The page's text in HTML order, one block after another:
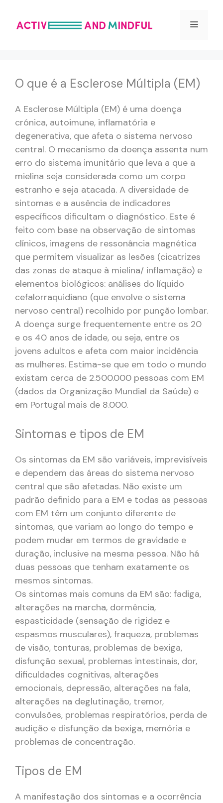
Menu
O que é a Esclerose Múltipla (EM)
A Esclerose Múltipla (EM) é uma doença
crónica, autoimune, inflamatória e
degenerativa, que afeta o sistema nervoso
central. O mecanismo da doença assenta num
erro do sistema imunitário que leva a que a
mielina seja considerada como um corpo
estranho e seja atacada. A diversidade de
sintomas e a ausência de indicadores
específicos dificultam o diagnóstico. Este é
feito com base na observação de sintomas
clínicos, imagens de ressonância magnética
que permitem visualizar as lesões (cicatrizes
das zonas de ataque à mielina/ inflamação) e
elementos biológicos: análises do líquido
cefalorraquidiano (que envolve o sistema
nervoso central) recolhido por punção lombar.
A doença surge frequentemente entre os 20
e os 40 anos de idade, ou seja, entre os
jovens adultos e afeta com maior incidência
as mulheres. Estima-se que em todo o mundo
existam cerca de 2.500.000 pessoas com EM
(dados da Organização Mundial da Saúde) e
em Portugal mais de 8.000.
Sintomas e tipos de EM
Os sintomas da EM são variáveis, imprevisíveis
e dependem das áreas do sistema nervoso
central que são afetadas. Não existe um
padrão definido para a EM e todas as pessoas
com EM têm um conjunto diferente de
sintomas, que variam ao longo do tempo e
podem mudar em termos de gravidade e
duração, inclusive na mesma pessoa. Não há
duas pessoas que tenham exatamente os
mesmos sintomas.
Os sintomas mais comuns da EM são: fadiga,
alterações na marcha, dormência,
espasticidade (sensação de rigidez e
espasmos musculares), fraqueza, problemas
de visão, tonturas, problemas de bexiga,
disfunção sexual, problemas intestinais, dor,
dificuldades cognitivas, alterações
emocionais, depressão, alterações na fala,
alterações na deglutinação, tremor,
convulsões, problemas respiratórios, perda de
audição e disfunção da bexiga, memória e
problemas de concentração.
Tipos de EM
A manifestação dos sintomas e a ocorrência